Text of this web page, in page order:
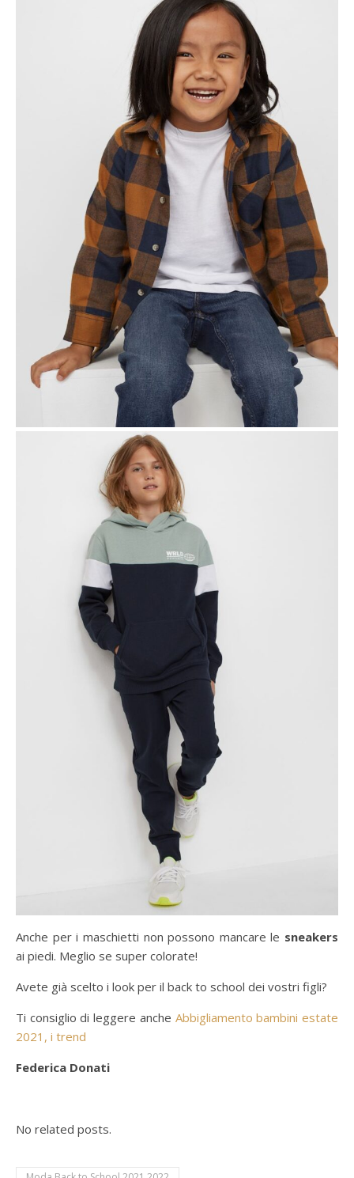
Anche per i maschietti non possono mancare le sneakers
ai piedi. Meglio se super colorate!
Avete già scelto i look per il back to school dei vostri figli?
Ti consiglio di leggere anche Abbigliamento bambini estate
2021, i trend
Federica Donati
No related posts.